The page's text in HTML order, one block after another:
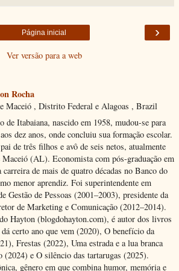
›
Página inicial
Ver versão para a web
Rocha
Maceió , Distrito Federal e Alagoas , Brazil
de Itabaiana, nascido em 1958, mudou-se para
dez anos, onde concluiu sua formação escolar.
de três filhos e avô de seis netos, atualmente
(AL). Economista com pós-graduação em
de mais de quatro décadas no Banco do
menor aprendiz. Foi superintendente em
Gestão de Pessoas (2001–2003), presidente da
de Marketing e Comunicação (2012–2014).
Hayton (blogdohayton.com), é autor dos livros
certo ano que vem (2020), O benefício da
Frestas (2022), Uma estrada e a lua branca
(2024) e O silêncio das tartarugas (2025).
gênero em que combina humor, memória e